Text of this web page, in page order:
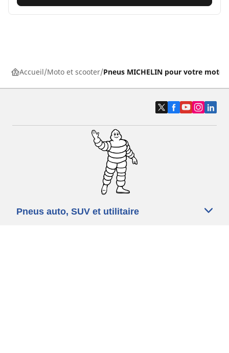
Accueil Moto et scooter Pneus MICHELIN pour votre moto
Pneus auto, SUV et utilitaire